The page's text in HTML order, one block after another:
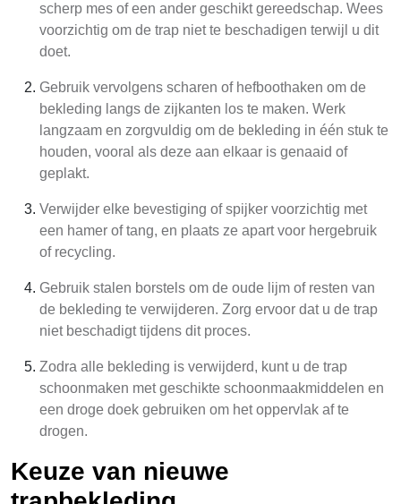
scherp mes of een ander geschikt gereedschap. Wees
voorzichtig om de trap niet te beschadigen terwijl u dit
doet.
Gebruik vervolgens scharen of hefboothaken om de
bekleding langs de zijkanten los te maken. Werk
langzaam en zorgvuldig om de bekleding in één stuk te
houden, vooral als deze aan elkaar is genaaid of
geplakt.
Verwijder elke bevestiging of spijker voorzichtig met
een hamer of tang, en plaats ze apart voor hergebruik
of recycling.
Gebruik stalen borstels om de oude lijm of resten van
de bekleding te verwijderen. Zorg ervoor dat u de trap
niet beschadigt tijdens dit proces.
Zodra alle bekleding is verwijderd, kunt u de trap
schoonmaken met geschikte schoonmaakmiddelen en
een droge doek gebruiken om het oppervlak af te
drogen.
Keuze van nieuwe